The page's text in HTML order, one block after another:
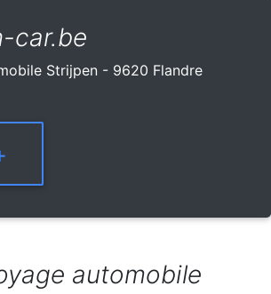
car.be
Strijpen - 9620 Flandre
automobile